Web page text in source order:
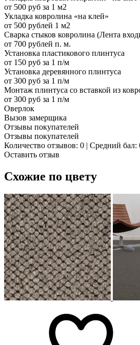
от 500 руб за 1 м2
Укладка ковролина «на клей»
от 500 рублей 1 м2
Сварка стыков ковролина (Лента
от 700 рублей п. м.
Установка пластикового плинтуса
от 150 руб за 1 п/м
Установка деревянного плинтуса
от 300 руб за 1 п/м
Монтаж плинтуса со вставкой из
от 300 руб за 1 п/м
Оверлок
Вызов замерщика
Отзывы покупателей
Отзывы покупателей
Количество отзывов: 0 | Средний бал:
Оставить отзыв
Схожие по цвету